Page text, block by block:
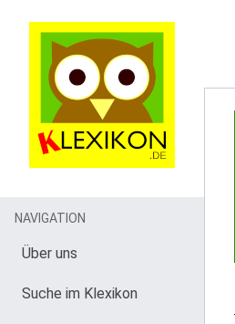
NAVIGATION
Über uns
Suche im Klexikon